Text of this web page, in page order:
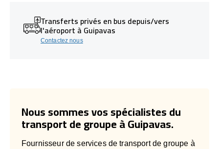
Transferts privés en bus depuis/vers
l'aéroport à Guipavas
Contactez nous
Nous sommes vos spécialistes du
transport de groupe à Guipavas.
Fournisseur de services de transport de groupe à